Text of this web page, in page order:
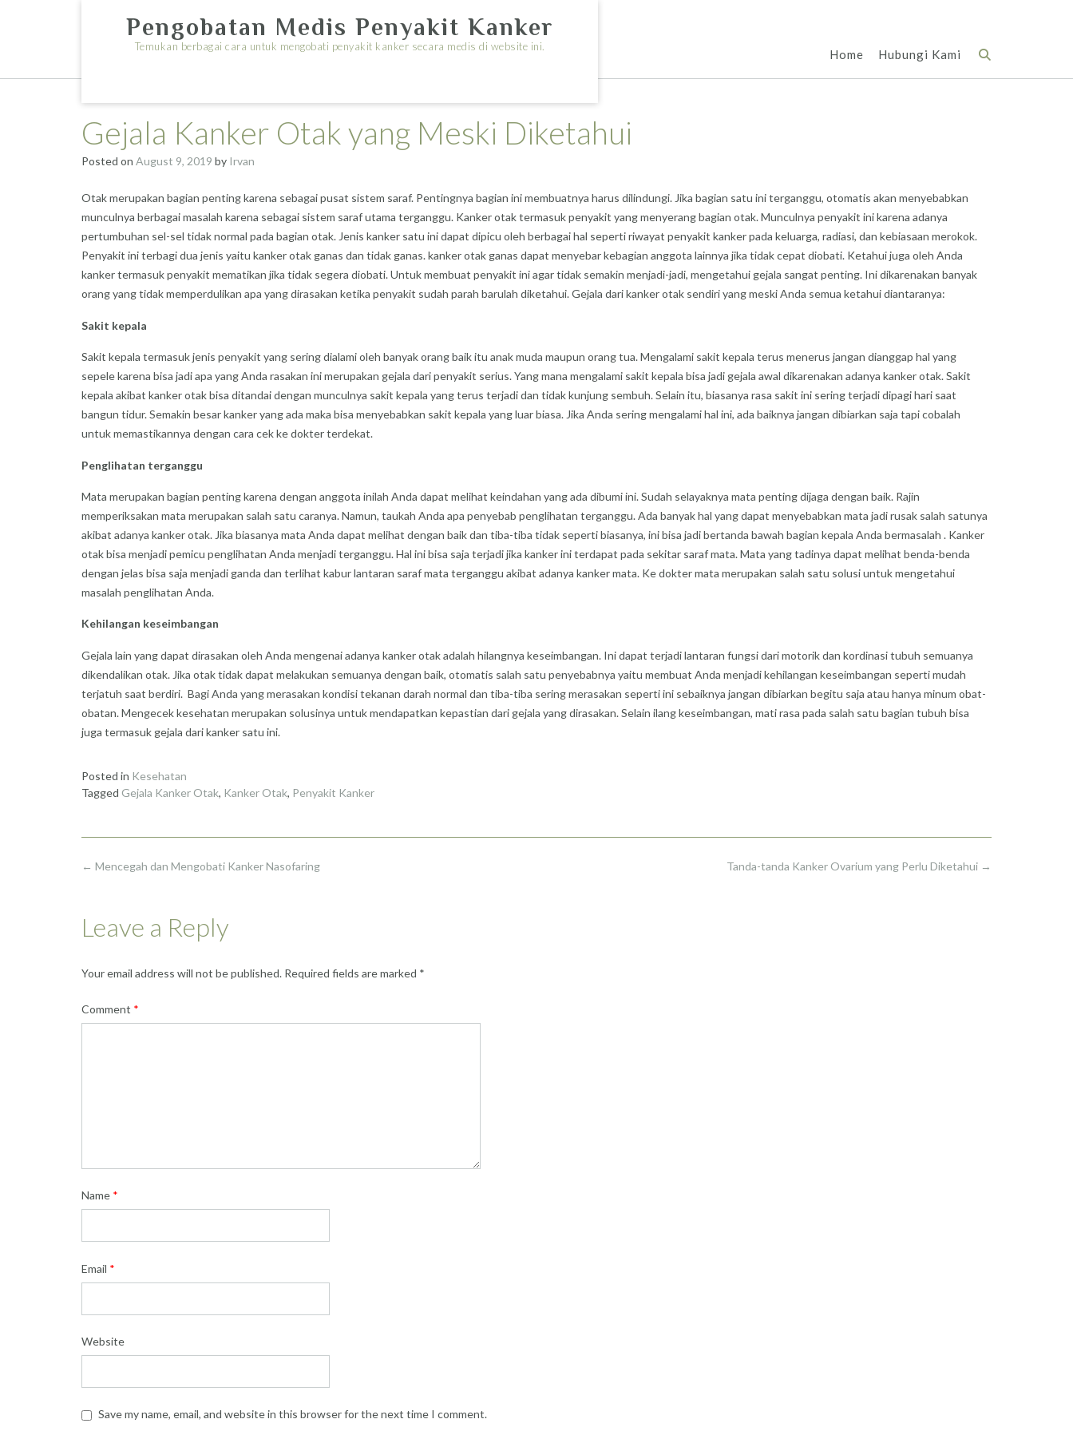
Pengobatan Medis Penyakit Kanker
Temukan berbagai cara untuk mengobati penyakit kanker secara medis di website ini.
Home Hubungi Kami
Gejala Kanker Otak yang Meski Diketahui
Posted on August 9, 2019 by Irvan
Otak merupakan bagian penting karena sebagai pusat sistem saraf. Pentingnya bagian ini membuatnya harus dilindungi. Jika bagian satu ini terganggu, otomatis akan menyebabkan
munculnya berbagai masalah karena sebagai sistem saraf utama terganggu. Kanker otak termasuk penyakit yang menyerang bagian otak. Munculnya penyakit ini karena adanya
pertumbuhan sel-sel tidak normal pada bagian otak. Jenis kanker satu ini dapat dipicu oleh berbagai hal seperti riwayat penyakit kanker pada keluarga, radiasi, dan kebiasaan merokok.
Penyakit ini terbagi dua jenis yaitu kanker otak ganas dan tidak ganas. kanker otak ganas dapat menyebar kebagian anggota lainnya jika tidak cepat diobati. Ketahui juga oleh Anda
kanker termasuk penyakit mematikan jika tidak segera diobati. Untuk membuat penyakit ini agar tidak semakin menjadi-jadi, mengetahui gejala sangat penting. Ini dikarenakan banyak
orang yang tidak memperdulikan apa yang dirasakan ketika penyakit sudah parah barulah diketahui. Gejala dari kanker otak sendiri yang meski Anda semua ketahui diantaranya:
Sakit kepala
Sakit kepala termasuk jenis penyakit yang sering dialami oleh banyak orang baik itu anak muda maupun orang tua. Mengalami sakit kepala terus menerus jangan dianggap hal yang
sepele karena bisa jadi apa yang Anda rasakan ini merupakan gejala dari penyakit serius. Yang mana mengalami sakit kepala bisa jadi gejala awal dikarenakan adanya kanker otak. Sakit
kepala akibat kanker otak bisa ditandai dengan munculnya sakit kepala yang terus terjadi dan tidak kunjung sembuh. Selain itu, biasanya rasa sakit ini sering terjadi dipagi hari saat
bangun tidur. Semakin besar kanker yang ada maka bisa menyebabkan sakit kepala yang luar biasa. Jika Anda sering mengalami hal ini, ada baiknya jangan dibiarkan saja tapi cobalah
untuk memastikannya dengan cara cek ke dokter terdekat.
Penglihatan terganggu
Mata merupakan bagian penting karena dengan anggota inilah Anda dapat melihat keindahan yang ada dibumi ini. Sudah selayaknya mata penting dijaga dengan baik. Rajin
memperiksakan mata merupakan salah satu caranya. Namun, taukah Anda apa penyebab penglihatan terganggu. Ada banyak hal yang dapat menyebabkan mata jadi rusak salah satunya
akibat adanya kanker otak. Jika biasanya mata Anda dapat melihat dengan baik dan tiba-tiba tidak seperti biasanya, ini bisa jadi bertanda bawah bagian kepala Anda bermasalah . Kanker
otak bisa menjadi pemicu penglihatan Anda menjadi terganggu. Hal ini bisa saja terjadi jika kanker ini terdapat pada sekitar saraf mata. Mata yang tadinya dapat melihat benda-benda
dengan jelas bisa saja menjadi ganda dan terlihat kabur lantaran saraf mata terganggu akibat adanya kanker mata. Ke dokter mata merupakan salah satu solusi untuk mengetahui
masalah penglihatan Anda.
Kehilangan keseimbangan
Gejala lain yang dapat dirasakan oleh Anda mengenai adanya kanker otak adalah hilangnya keseimbangan. Ini dapat terjadi lantaran fungsi dari motorik dan kordinasi tubuh semuanya
dikendalikan otak. Jika otak tidak dapat melakukan semuanya dengan baik, otomatis salah satu penyebabnya yaitu membuat Anda menjadi kehilangan keseimbangan seperti mudah
terjatuh saat berdiri. Bagi Anda yang merasakan kondisi tekanan darah normal dan tiba-tiba sering merasakan seperti ini sebaiknya jangan dibiarkan begitu saja atau hanya minum obat-
obatan. Mengecek kesehatan merupakan solusinya untuk mendapatkan kepastian dari gejala yang dirasakan. Selain ilang keseimbangan, mati rasa pada salah satu bagian tubuh bisa
juga termasuk gejala dari kanker satu ini.
Posted in Kesehatan
Tagged Gejala Kanker Otak, Kanker Otak, Penyakit Kanker
Post
Tanda-tanda Kanker Ovarium yang Perlu Diketahui →
← Mencegah dan Mengobati Kanker Nasofaring
Leave a Reply
Your email address will not be published. Required fields are marked *
Comment *
Name *
Email *
Website
Save my name, email, and website in this browser for the next time I comment.